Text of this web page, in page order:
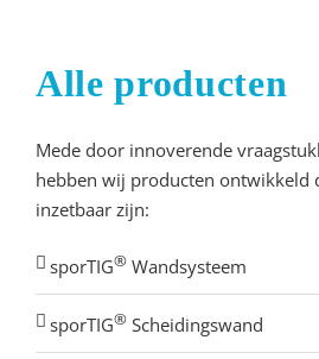
Alle producten
Mede door innoverende
hebben wij producten ontwikkeld
inzetbaar zijn:
sporTIG® Wandsysteem
sporTIG® Scheidingswand